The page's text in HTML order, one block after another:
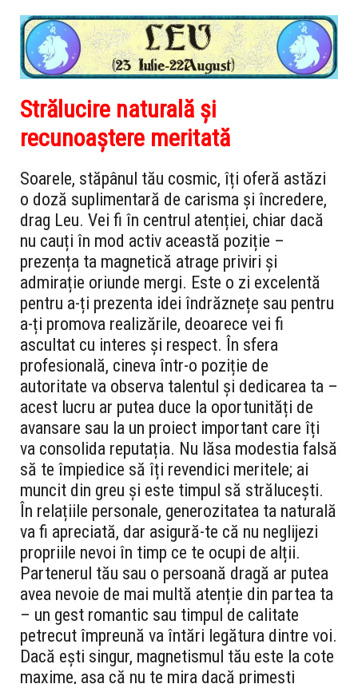
Strălucire naturală și
recunoaștere meritată
Soarele, stăpânul tău cosmic, îți oferă astăzi
o doză suplimentară de carisma și încredere,
drag Leu. Vei fi în centrul atenției, chiar dacă
nu cauți în mod activ această poziție –
prezența ta magnetică atrage priviri și
admirație oriunde mergi. Este o zi excelentă
pentru a-ți prezenta idei îndrăznețe sau pentru
a-ți promova realizările, deoarece vei fi
ascultat cu interes și respect. În sfera
profesională, cineva într-o poziție de
autoritate va observa talentul și dedicarea ta –
acest lucru ar putea duce la oportunități de
avansare sau la un proiect important care îți
va consolida reputația. Nu lăsa modestia falsă
să te împiedice să îți revendici meritele; ai
muncit din greu și este timpul să strălucești.
În relațiile personale, generozitatea ta naturală
va fi apreciată, dar asigură-te că nu neglijezi
propriile nevoi în timp ce te ocupi de alții.
Partenerul tău sau o persoană dragă ar putea
avea nevoie de mai multă atenție din partea ta
– un gest romantic sau timpul de calitate
petrecut împreună va întări legătura dintre voi.
Dacă ești singur, magnetismul tău este la cote
maxime, așa că nu te mira dacă primești